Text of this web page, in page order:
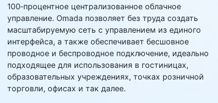
100‑процентное централизованное облачное
управление. Omada позволяет без труда создать
масштабируемую сеть с управлением из единого
интерфейса, а также обеспечивает бесшовное
проводное и беспроводное подключение, идеально
подходящее для использования в гостиницах,
образовательных учреждениях, точках розничной
торговли, офисах и так далее.